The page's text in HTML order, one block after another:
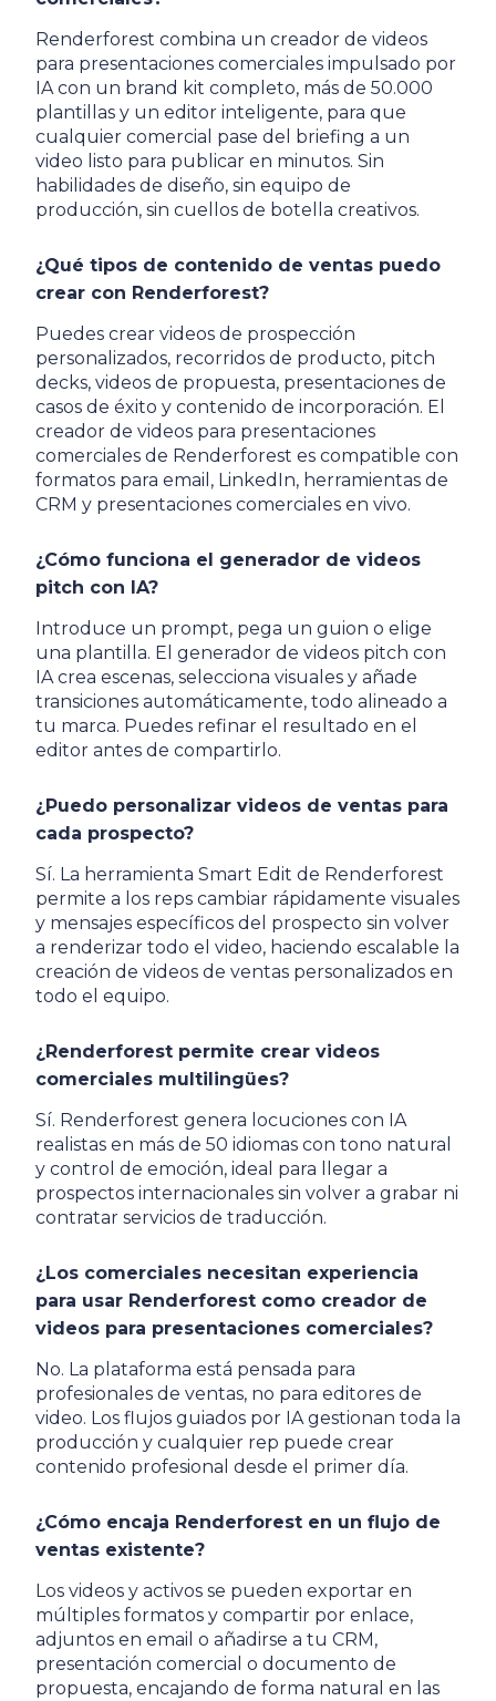
Renderforest combina un creador de videos
para presentaciones comerciales impulsado por
IA con un brand kit completo, más de 50.000
plantillas y un editor inteligente, para que
cualquier comercial pase del briefing a un
video listo para publicar en minutos. Sin
habilidades de diseño, sin equipo de
producción, sin cuellos de botella creativos.
¿Qué tipos de contenido de ventas puedo
crear con Renderforest?
Puedes crear videos de prospección
personalizados, recorridos de producto, pitch
decks, videos de propuesta, presentaciones de
casos de éxito y contenido de incorporación. El
creador de videos para presentaciones
comerciales de Renderforest es compatible con
formatos para email, LinkedIn, herramientas de
CRM y presentaciones comerciales en vivo.
¿Cómo funciona el generador de videos
pitch con IA?
Introduce un prompt, pega un guion o elige
una plantilla. El generador de videos pitch con
IA crea escenas, selecciona visuales y añade
transiciones automáticamente, todo alineado a
tu marca. Puedes refinar el resultado en el
editor antes de compartirlo.
¿Puedo personalizar videos de ventas para
cada prospecto?
Sí. La herramienta Smart Edit de Renderforest
permite a los reps cambiar rápidamente visuales
y mensajes específicos del prospecto sin volver
a renderizar todo el video, haciendo escalable la
creación de videos de ventas personalizados en
todo el equipo.
¿Renderforest permite crear videos
comerciales multilingües?
Sí. Renderforest genera locuciones con IA
realistas en más de 50 idiomas con tono natural
y control de emoción, ideal para llegar a
prospectos internacionales sin volver a grabar ni
contratar servicios de traducción.
¿Los comerciales necesitan experiencia
para usar Renderforest como creador de
videos para presentaciones comerciales?
No. La plataforma está pensada para
profesionales de ventas, no para editores de
video. Los flujos guiados por IA gestionan toda la
producción y cualquier rep puede crear
contenido profesional desde el primer día.
¿Cómo encaja Renderforest en un flujo de
ventas existente?
Los videos y activos se pueden exportar en
múltiples formatos y compartir por enlace,
adjuntos en email o añadirse a tu CRM,
presentación comercial o documento de
propuesta, encajando de forma natural en las